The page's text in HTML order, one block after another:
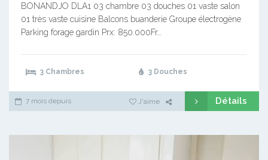
BONANDJO DLA1 03 chambre 03 douches 01 vaste salon
01 très vaste cuisine Balcons buanderie Groupe électrogène
Parking forage gardin Prx: 850.000Fr…
3 Chambres 3 Douches
7 mois depuis J'aime Détails